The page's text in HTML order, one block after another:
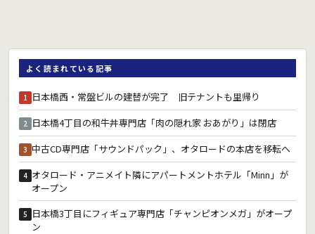
よく読まれている記事
1 日本橋西・常盤ビルの建替が完了 旧テナントも里帰り
2 日本橋4丁目の和牛丼専門店「肉の隠れ家 おあがり」は閉店
3 中古CD専門店「サウンドパック」、オタロードの本店を移転へ
4 オタロード・アニメイト隣にアパートメントホテル「Minn」が
オープン
5 日本橋3丁目にフィギュア専門店「チャンピオンメガ」がオープ
ン